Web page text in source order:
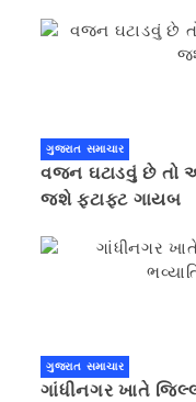
ગુજરાત સમાચાર
વજન ઘટાડવું છે તો
જશે ફટાફટ ગાયબ
ગુજરાત સમાચાર
ગાંધીનગર ખાતે